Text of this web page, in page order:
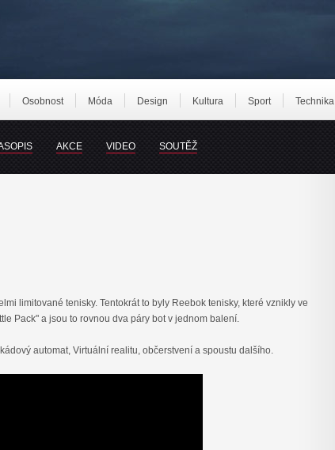
Osobnost Móda Design Kultura Sport Technika
AKCE VIDEO SOUTĚŽ
limitované tenisky. Tentokrát to byly Reebok tenisky, které vznikly ve
Pack" a jsou to rovnou dva páry bot v jednom balení.
automat, Virtuální realitu, občerstvení a spoustu dalšího.